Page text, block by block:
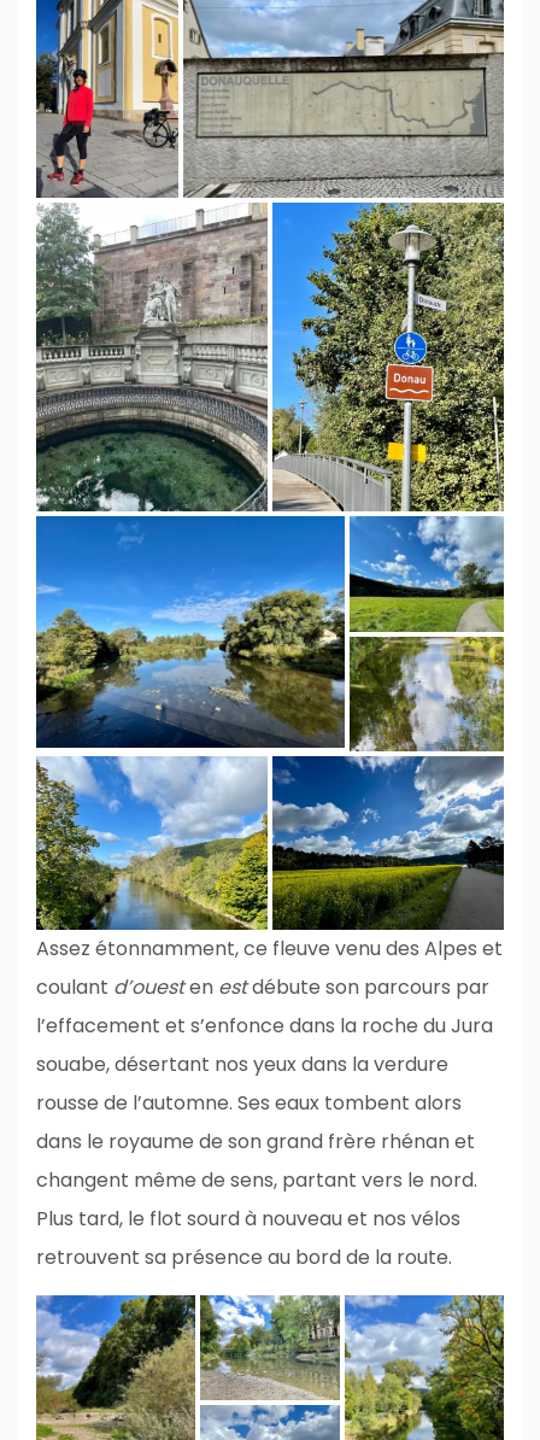
Assez étonnamment, ce fleuve venu des Alpes et
coulant d’ouesten estdébute son parcours par
l’effacement et s’enfonce dans la roche du Jura
souabe, désertant nos yeux dans la verdure
rousse de l’automne. Ses eaux tombent alors
dans le royaume de son grand frère rhénan et
changent même de sens, partant vers le nord.
Plus tard, le flot sourd à nouveau et nos vélos
retrouvent sa présence au bord de la route.